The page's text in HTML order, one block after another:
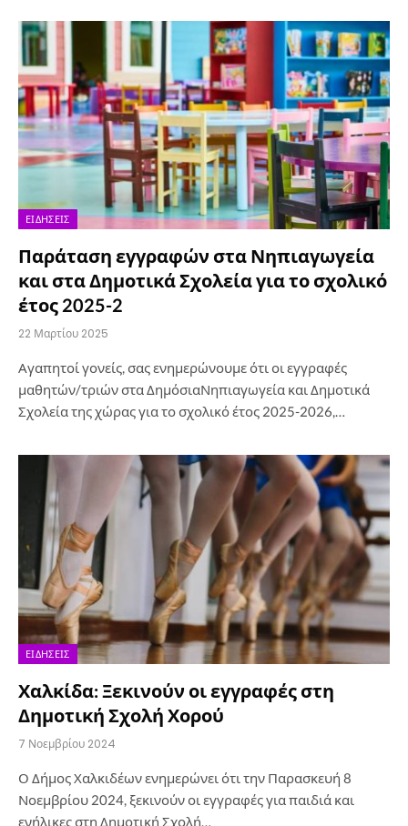
ΕΙΔΉΣΕΙΣ
Παράταση εγγραφών στα Νηπιαγωγεία
και στα Δημοτικά Σχολεία για το σχολικό
έτος 2025-2
22 Μαρτίου 2025
Αγαπητοί γονείς, σας ενημερώνουμε ότι οι εγγραφές
μαθητών/τριών στα ΔημόσιαΝηπιαγωγεία και Δημοτικά
Σχολεία της χώρας για το σχολικό έτος 2025-2026,…
ΕΙΔΉΣΕΙΣ
Χαλκίδα: Ξεκινούν οι εγγραφές στη
Δημοτική Σχολή Χορού
7 Νοεμβρίου 2024
Ο Δήμος Χαλκιδέων ενημερώνει ότι την Παρασκευή 8
Νοεμβρίου 2024, ξεκινούν οι εγγραφές για παιδιά και
ενήλικες στη Δημοτική Σχολή…